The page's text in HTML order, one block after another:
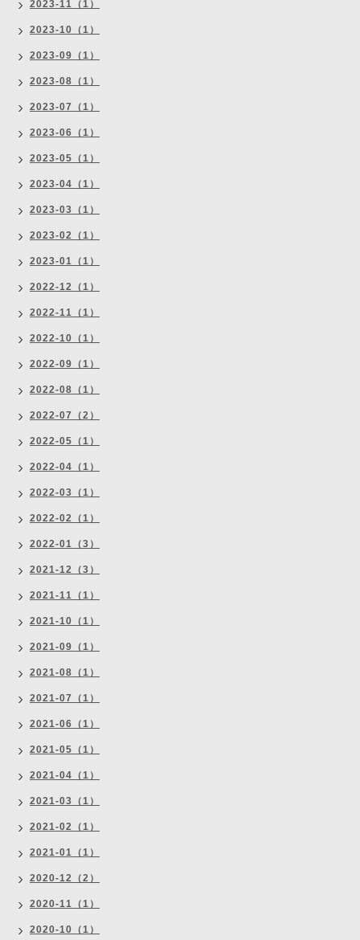
2023-11（1）
2023-10（1）
2023-09（1）
2023-08（1）
2023-07（1）
2023-06（1）
2023-05（1）
2023-04（1）
2023-03（1）
2023-02（1）
2023-01（1）
2022-12（1）
2022-11（1）
2022-10（1）
2022-09（1）
2022-08（1）
2022-07（2）
2022-05（1）
2022-04（1）
2022-03（1）
2022-02（1）
2022-01（3）
2021-12（3）
2021-11（1）
2021-10（1）
2021-09（1）
2021-08（1）
2021-07（1）
2021-06（1）
2021-05（1）
2021-04（1）
2021-03（1）
2021-02（1）
2021-01（1）
2020-12（2）
2020-11（1）
2020-10（1）